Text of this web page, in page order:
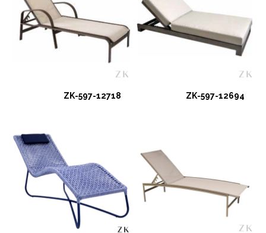
ZK-597-12718 ZK-597-12694